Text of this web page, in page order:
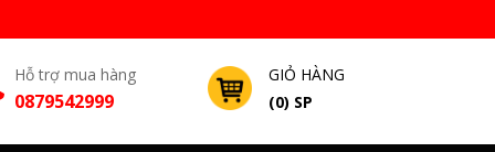
GIỎ HÀNG
(0) SP
Hỗ trợ mua hàng
0879542999